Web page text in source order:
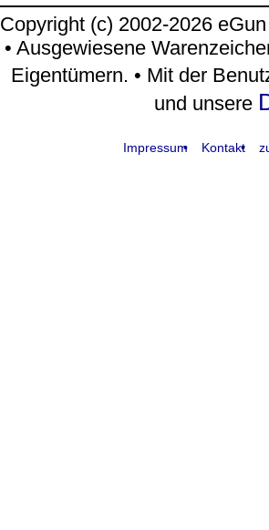
Copyright (c) 2002-2026
• Ausgewiesene
Eigentümern. • Mit der
und unsere
Impressum Kontakt